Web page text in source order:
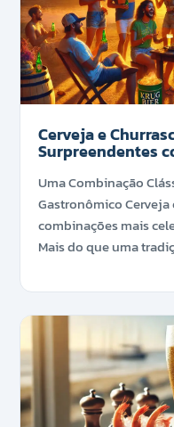
Cerveja e
Surpreendentes
Uma Combinação
Gastronômico
combinações mais
Mais do que uma